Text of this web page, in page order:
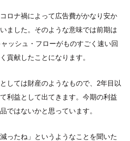
ロナ禍によって広告費がかなり安か
ました。そのような意味では前期は
ッシュ・フローがものすごく速い回
貢献したことになります。
しては財産のようなもので、2年目以
利益として出てきます。今期の利益
ではないかと思っています。
ったね」というようなことを聞いた